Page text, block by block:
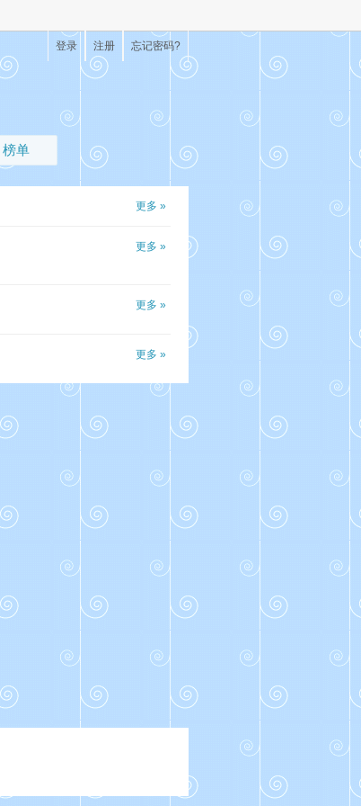
忘记密码?
注册
登录
榜单
更多 »
更多 »
更多 »
更多 »